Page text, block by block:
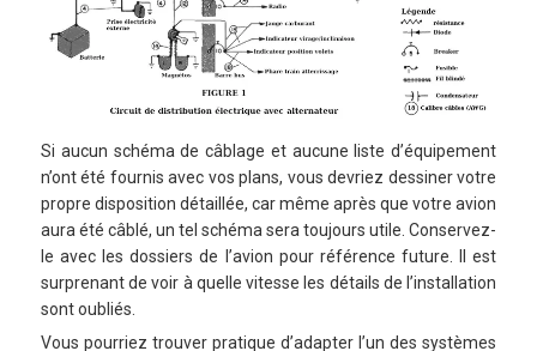
Si aucun schéma de câblage et aucune liste d’équipement
n’ont été fournis avec vos plans, vous devriez dessiner votre
propre disposition détaillée, car même après que votre avion
aura été câblé, un tel schéma sera toujours utile. Conservez-
le avec les dossiers de l’avion pour référence future. Il est
surprenant de voir à quelle vitesse les détails de l’installation
sont oubliés.
Vous pourriez trouver pratique d’adapter l’un des systèmes